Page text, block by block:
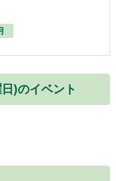
)のイベント